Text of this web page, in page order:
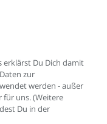
erklärst Du Dich damit
zur
werden - außer
für uns. (Weitere
Du in der